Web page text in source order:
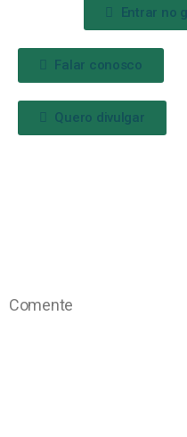
Entrar no
Falar conosco
Quero divulgar
Comente